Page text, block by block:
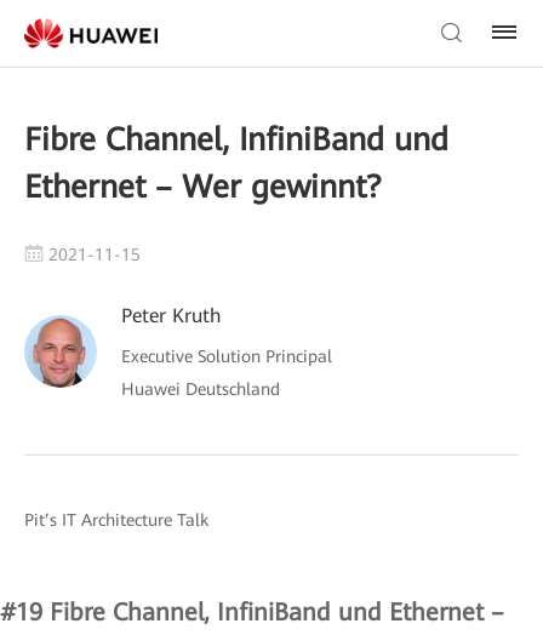
Fibre Channel, InfiniBand und
Ethernet – Wer gewinnt?
2021-11-15
Peter Kruth
Executive Solution Principal
Huawei Deutschland
Pit’s IT Architecture Talk
#19 Fibre Channel, InfiniBand und Ethernet –